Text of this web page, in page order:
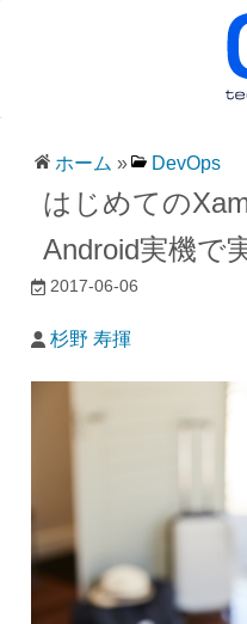
ホーム » DevOps
はじめての
Android実機で
2017-06-06
杉野 寿揮